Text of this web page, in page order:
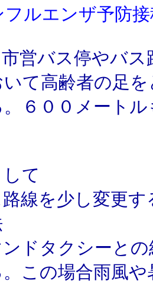
ルエンザ予防
営バス停やバス
て高齢者の足
６００メート
て
線を少し変更す
ドタクシーとの
この場合雨風